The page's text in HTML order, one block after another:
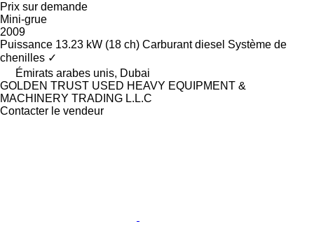
Prix sur demande
Mini-grue
2009
Puissance 13.23 kW (18 ch) Carburant diesel Système de
chenilles ✓
Émirats arabes unis, Dubai
GOLDEN TRUST USED HEAVY EQUIPMENT &
MACHINERY TRADING L.L.C
Contacter le vendeur